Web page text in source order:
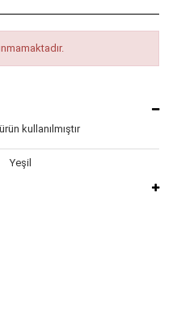
kullanılmıştır
Yeşil